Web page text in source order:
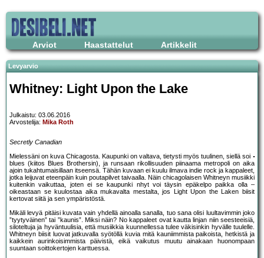
Arviot Haastattelut Artikkelit
Levyarvio
Whitney: Light Upon the Lake
Julkaistu: 03.06.2016
Arvostelija: Mika Roth
Secretly Canadian
Mielessäni on kuva Chicagosta. Kaupunki on valtava, tietysti myös tuulinen, siellä soi
blues (kiitos Blues Brothersin), ja runsaan rikollisuuden piinaama metropoli on aika
ajoin tukahtumaisillaan itseensä. Tähän kuvaan ei kuulu ilmava indie rock ja kappaleet,
jotka leijuvat eteenpäin kuin poutapilvet taivaalla. Näin chicagolaisen Whitneyn musiikki
kuitenkin vaikuttaa, joten ei se kaupunki nhyt voi täysin epäkelpo paikka olla –
oikeastaan se kuulostaa aika mukavalta mestalta, jos Light Upon the Laken biisit
kertovat siitä ja sen ympäristöstä.
Mikäli levyä pitäisi kuvata vain yhdellä ainoalla sanalla, tuo sana olisi luultavimmin joko
”tyytyväinen” tai ”kaunis”. Miksi näin? No kappaleet ovat kautta linjan niin seesteeisiä,
siloteltuja ja hyväntuulisia, että musiikkia kuunnellessa tulee väkisinkin hyvälle tuulelle.
Whitneyn biisit luovat jatkuvalla syötöllä kuvia mitä kauniimmista paikoista, hetkistä ja
kaikkein aurinkoisimmista päivistä, eikä vaikutus muutu ainakaan huonompaan
suuntaan soittokertojen karttuessa.